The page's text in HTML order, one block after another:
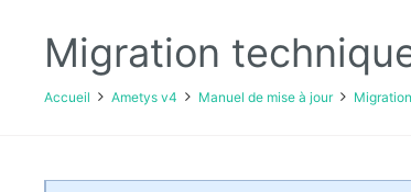
Migration
Accueil Ametys v4 Manuel de mise à jour